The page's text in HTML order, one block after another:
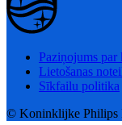
Paziņojums
Lietošanas
Sīkfailu politika
© Koninklijke Philips